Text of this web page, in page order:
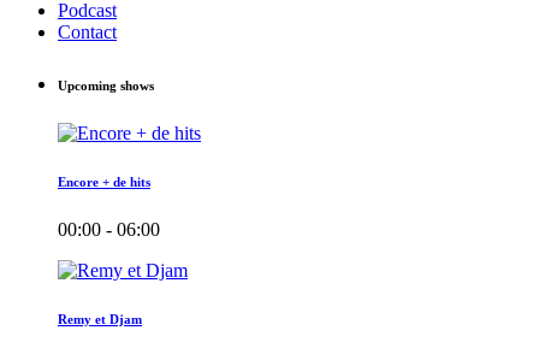
Podcast
Contact
Upcoming shows
Encore + de hits
00:00 - 06:00
Remy et Djam